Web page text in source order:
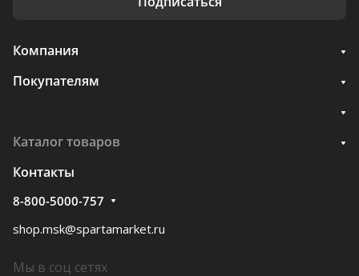
Компания
Покупателям
Каталог товаров
Контакты
8-800-5000-757
shop.msk@spartamarket.ru
Мы в соц сетях